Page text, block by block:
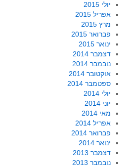
יולי 2015
אפריל 2015
מרץ 2015
פברואר 2015
ינואר 2015
דצמבר 2014
נובמבר 2014
אוקטובר 2014
ספטמבר 2014
יולי 2014
יוני 2014
מאי 2014
אפריל 2014
פברואר 2014
ינואר 2014
דצמבר 2013
נובמבר 2013